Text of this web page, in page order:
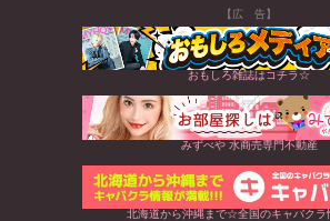
【広 告】
おもしろ雑誌はコチラ☆
みずべや 水商売専門不動産
北海道から沖縄まで☆全国のキャバクラ